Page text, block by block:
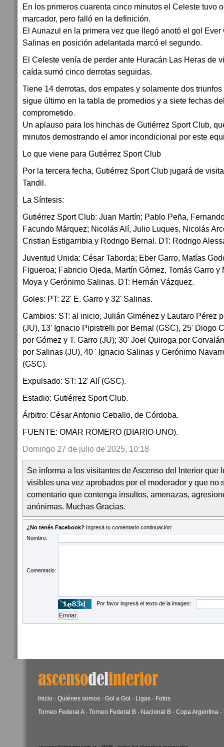
En los primeros cuarenta cinco minutos el Celeste tuvo
marcador, pero falló en la definición.
El Auriazul en la primera vez que llegó anotó el gol
Salinas en posición adelantada marcó el segundo.
El Celeste venía de perder ante Huracán Las Heras de
caída sumó cinco derrotas seguidas.
Tiene 14 derrotas, dos empates y solamente dos
sigue último en la tabla de promedios y a siete fechas
comprometido.
Un aplauso para los hinchas de Gutiérrez Sport Club,
minutos demostrando el amor incondicional por este
Lo que viene para Gutiérrez Sport Club
Por la tercera fecha, Gutiérrez Sport Club jugará de
Tandil.
La Síntesis:
Gutiérrez Sport Club: Juan Martín; Pablo Peña,
Facundo Márquez; Nicolás Alí, Julio Luques, Nicolás
Cristian Estigarribia y Rodrigo Bernal. DT: Rodrigo
Juventud Unida: César Taborda; Eber Garro, Matías
Figueroa; Fabricio Ojeda, Martín Gómez, Tomás Garro
Moya y Gerónimo Salinas. DT: Hernán Vázquez.
Goles: PT: 22' E. Garro y 32' Salinas.
Cambios: ST: al inicio, Julián Giménez y Lautaro Pérez
(JU), 13' Ignacio Pipistrelli por Bernal (GSC), 25' Diogo
por Gómez y T. Garro (JU); 30' Joel Quiroga por
por Salinas (JU), 40 ' Ignacio Salinas y Gerónimo
(GSC).
Expulsado: ST: 12' Alí (GSC).
Estadio: Gutiérrez Sport Club.
Árbitro: César Antonio Ceballo, de Córdoba.
FUENTE: OMAR ROMERO (DIARIO UNO).
Domingo 27 de julio de 2025, 10:18
Se informa a los visitantes de Ascenso del Interior que
visibles una vez aprobados por el moderador y que no
comentario que contenga insultos, amenazas,
anónimas. Muchas Gracias.
¿No tenés Facebook? Ingresá tu comentario continuación:
Nombre:
Comentario:
Por favor ingresá el texto de la imagen:
Inicio · Quiénes somos · Gol a Gol · Ligas · Fotos
Torneo Federal A· Torneo Federal B · Nacional B · Copa Argentina ·